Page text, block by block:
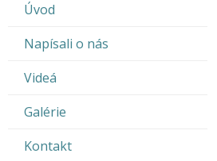
Úvod
Napísali o nás
Videá
Galérie
Kontakt